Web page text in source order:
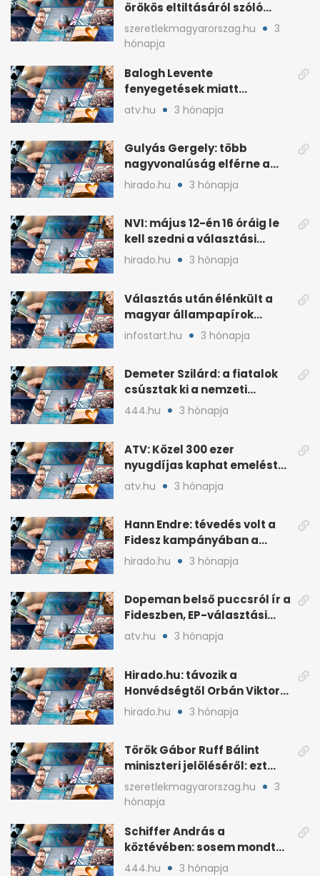
örökös eltiltásáról szóló
népszavazást
szeretlekmagyarorszag.hu
3
hónapja
Balogh Levente
fenyegetések miatt
lemondta erdélyi előadás-
atv.hu 3 hónapja
Gulyás Gergely: több
nagyvonalúság elférne a
kétharmados győztesekben
hirado.hu 3 hónapja
NVI: május 12-én 16 óráig le
kell szedni a választási
plakátokat
hirado.hu 3 hónapja
Választás után élénkült a
magyar állampapírok
lakossági értékesítése
infostart.hu 3 hónapja
Demeter Szilárd: a fiatalok
csúsztak ki a nemzeti
kultúrából
444.hu 3 hónapja
ATV: Közel 300 ezer
nyugdíjas kaphat emelést
idén a Tisza terve szerint
atv.hu 3 hónapja
Hann Endre: tévedés volt a
Fidesz kampányában a
háborús veszély
hirado.hu 3 hónapja
Dopeman belső puccsról ír a
Fideszben, EP-választási
árral
atv.hu 3 hónapja
Hirado.hu: távozik a
Honvédségtől Orbán Viktor
fia, Orbán Gáspár
hirado.hu 3 hónapja
Török Gábor Ruff Bálint
miniszteri jelöléséről: ezt
írta a posztjában
szeretlekmagyarorszag.hu
3
hónapja
Schiffer András a
köztévében: sosem mondta,
ki fog nyerni
444.hu 3 hónapja